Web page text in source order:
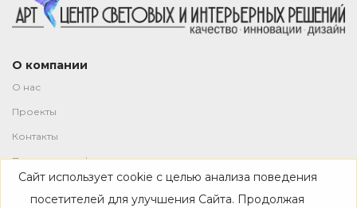
О компании
О нас
Проекты
Контакты
Политика конфиденциальности
Магазин
Сайт использует cookie с целью анализа поведения
посетителей для улучшения Сайта. Продолжая